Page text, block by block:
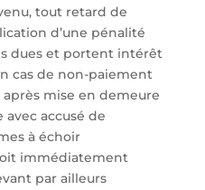
tout retard de
d’une pénalité
dues et portent intérêt
cas de non-paiement
après mise en demeure
accusé de
à échoir
immédiatement
par ailleurs